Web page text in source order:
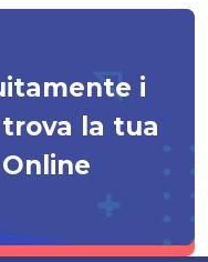
i
la tua